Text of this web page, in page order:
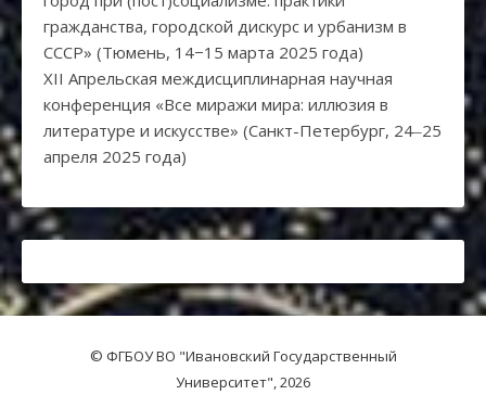
гражданства, городской дискурс и урбанизм в
СССР» (Тюмень, 14−15 марта 2025 года)
XII Апрельская междисциплинарная научная
конференция «Все миражи мира: иллюзия в
литературе и искусстве» (Санкт-Петербург, 24‒25
апреля 2025 года)
© ФГБОУ ВО "Ивановский Государственный
Университет", 2026